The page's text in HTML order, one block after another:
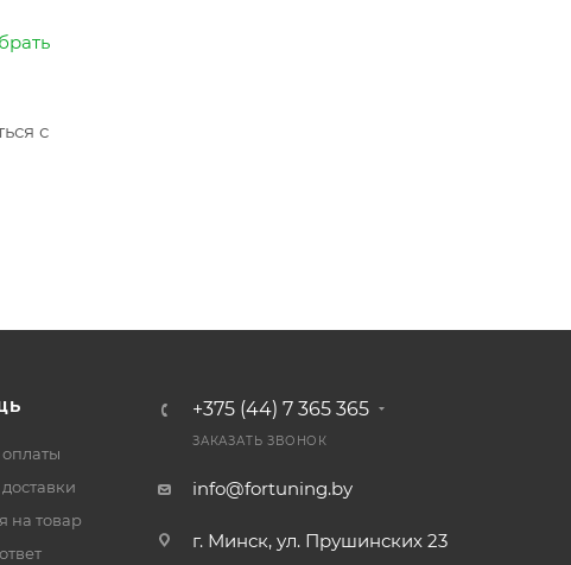
с
на товар
+375 (44) 7 365 365
ЗАКАЗАТЬ ЗВОНОК
info@fortuning.by
г. Минск, ул. Прушинских 23